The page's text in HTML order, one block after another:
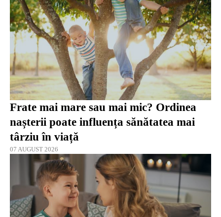
Frate mai mare sau mai mic? Ordinea
nașterii poate influența sănătatea mai
târziu în viață
07 AUGUST 2026